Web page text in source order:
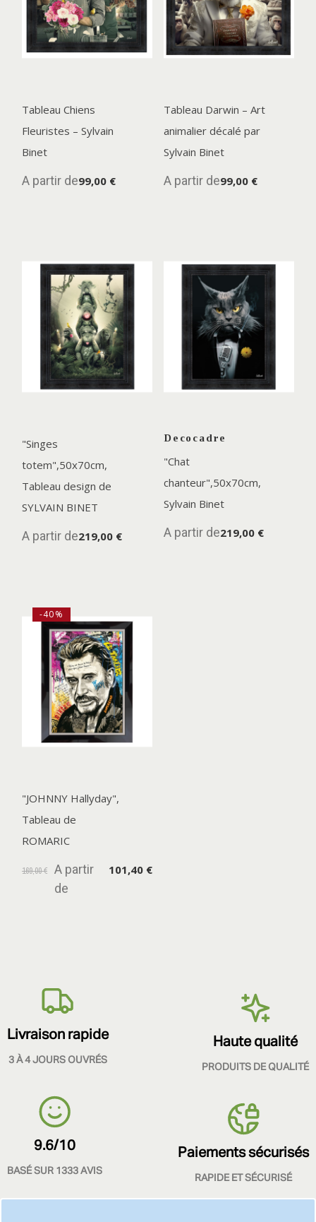
Tableau Chiens
Fleuristes – Sylvain
Binet
A partir de99,00 €
Tableau Darwin – Art
animalier décalé par
Sylvain Binet
A partir de99,00 €
"Singes
totem",50x70cm,
Tableau design de
SYLVAIN BINET
A partir de219,00 €
Decocadre
"Chat
chanteur",50x70cm,
Sylvain Binet
A partir de219,00 €
"JOHNNY Hallyday",
Tableau de
ROMARIC
169,00 €
A partir
de
101,40 €
-40%
Livraison rapide
3 À 4 JOURS OUVRÉS
Haute qualité
PRODUITS DE QUALITÉ
9.6/10
BASÉ SUR 1333 AVIS
Paiements sécurisés
RAPIDE ET SÉCURISÉ